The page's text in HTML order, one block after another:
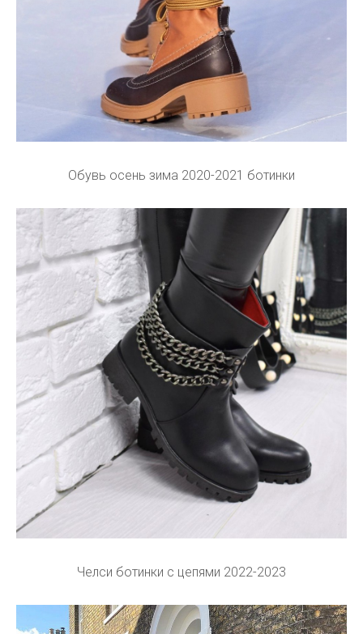
Обувь осень зима 2020-2021 ботинки
Челси ботинки с цепями 2022-2023